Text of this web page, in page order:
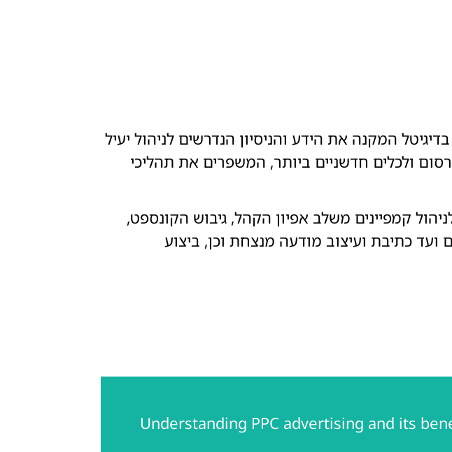
המקנה את הידע והניסיון הנדרשים לניהול יעיל
ולכלים חדשניים ביותר, המשפרים את תהליכי
קמפיינים משלב אפיון הקהל, גיבוש הקונספט,
כתיבת ועיצוב מודעה מנצחת וכן, ביצוע
Understanding PPC advertising and its